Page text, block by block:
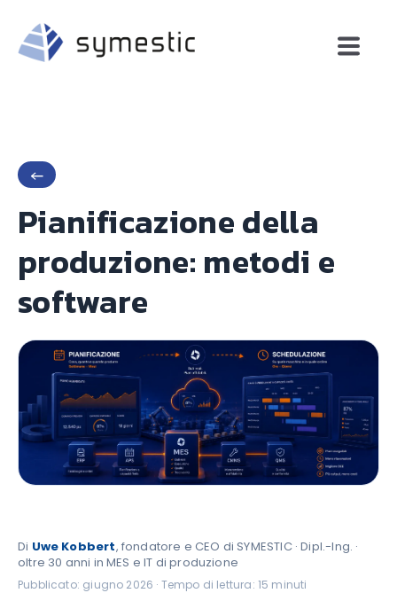
←
Pianificazione della
produzione: metodi e
software
Di Uwe Kobbert, fondatore e CEO di SYMESTIC · Dipl.-Ing. ·
oltre 30 anni in MES e IT di produzione
Pubblicato: giugno 2026 · Tempo di lettura: 15 minuti